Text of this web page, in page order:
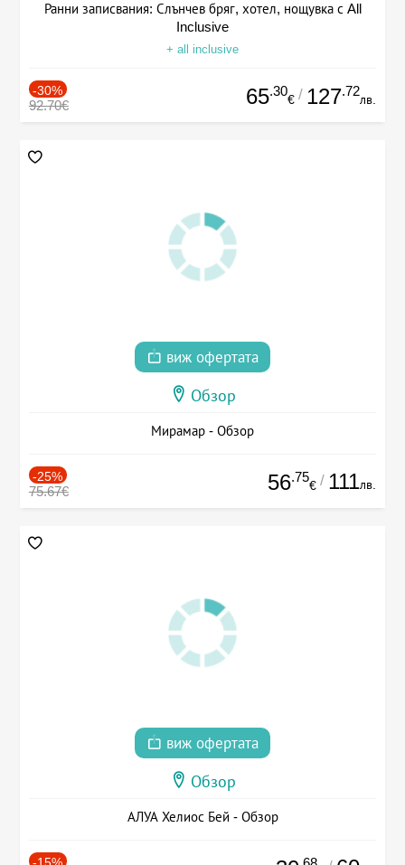
Ранни записвания: Слънчев бряг, хотел, нощувка с All
Inclusive
+ all inclusive
-30%
92.70€ 65.30
€ / 127.72
лв.
виж офертата
Обзор
Мирамар - Обзор
-25%
75.67€ 56.75
€ / 111лв.
виж офертата
Обзор
АЛУА Хелиос Бей - Обзор
-15%